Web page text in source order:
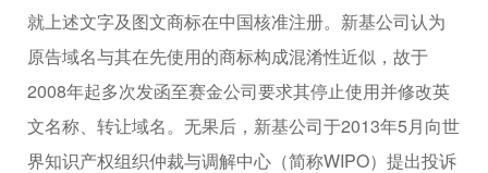
就上述文字及图文商标在中国核准注册。新基公司认为
原告域名与其在先使用的商标构成混淆性近似，故于
2008年起多次发函至赛金公司要求其停止使用并修改英
文名称、转让域名。无果后，新基公司于2013年5月向世
界知识产权组织仲裁与调解中心（简称WIPO）提出投诉